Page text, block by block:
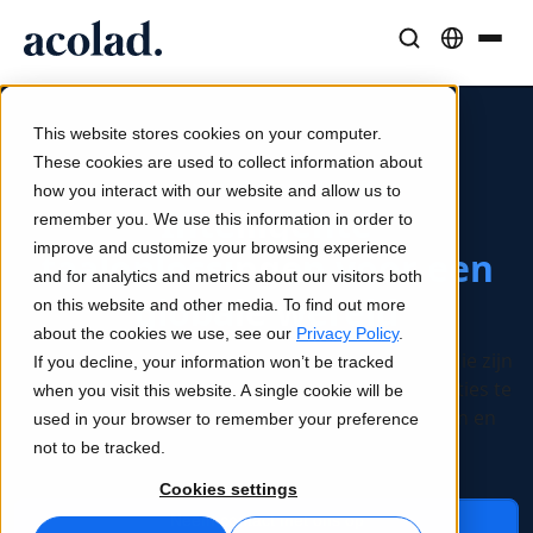
This website stores cookies on your computer.
These cookies are used to collect information about
how you interact with our website and allow us to
remember you. We use this information in order to
improve and customize your browsing experience
and for analytics and metrics about our visitors both
on this website and other media. To find out more
about the cookies we use, see our Privacy Policy.
If you decline, your information won’t be tracked
when you visit this website. A single cookie will be
used in your browser to remember your preference
not to be tracked.
Cookies settings
Vertaling
AI-snelheid, menselijke precisie
Tolken
Naadloze communicatie, overal
Media en Entertainment
Breng verhalen naar elk scherm
Consulting & Outsourcing
Lia Translate
Directe, merkconsistente vertalingen
Lia Live
Tolken in een nieuw jasje
Vertaal-API's en -connectors
Eenvoudige workflow-integratie
AI-tolktechnologie
Succesverhalen
Echte resultaten van onze klanten
Blogartikelen
Expertinzichten over wereldwijde content
Ebooks
Uitgebreide gidsen en strategieën
Webinars op aanvraag
Over Acolad
Duurzaamheid
Partners
Nieuws
Kracht van AI. Menselijk effect.
Intelligente
taaloplossingen voor een
globale wereld
Taal-, AI- en contentoplossingen voor bedrijven die zijn
ontworpen om wereldwijd opererende organisaties te
helpen sneller uit te breiden, slimmer te werken en
internationaal te groeien.
Neem contact met ons op